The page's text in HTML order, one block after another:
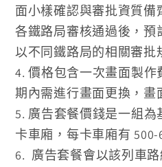
面小樣確認與審批資質
各鐵路局審核通過後，預
以不同鐵路局的相關審批
4. 價格包含一次畫面製作
期內需進行畫面更換，畫
5. 廣告套餐價錢是一組為
卡車廂，每卡車廂有 500-
6. 廣告套餐會以該列車